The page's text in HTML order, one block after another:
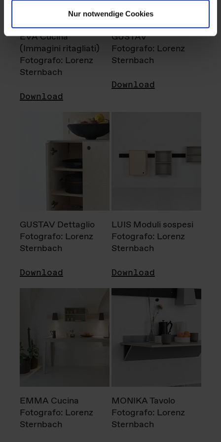
Nur notwendige Cookies
EVA Cucina
(Immagini ritagliati)
Fotografo: Lorenz
Sternbach
Download
GUSTAV
Fotografo: Lorenz
Sternbach
Download
GUSTAV Dettaglio
Fotografo: Lorenz
Sternbach
Download
LUIS Moduli sospesi
Fotografo: Lorenz
Sternbach
Download
EMMA Cucina
Fotografo: Lorenz
Sternbach
MONIKA Tavolo
Fotografo: Lorenz
Sternbach